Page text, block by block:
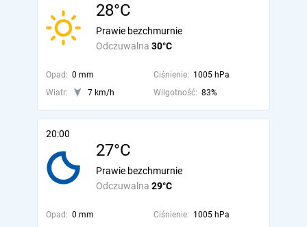
28°C
Odczuwalna 30°C
Prawie bezchmurnie
Opad: 0 mm Ciśnienie: 1005 hPa
Wiatr:
7 km/h Wilgotność: 83%
20:00
27°C
Odczuwalna 29°C
Prawie bezchmurnie
Opad: 0 mm Ciśnienie: 1005 hPa